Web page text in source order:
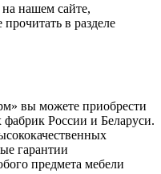
нашем сайте,
в разделе
вы можете приобрести
России и Беларуси.
гарантии
предмета мебели